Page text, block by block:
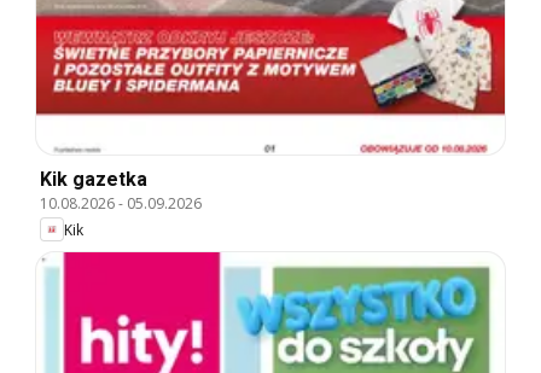
Kik gazetka
10.08.2026- 05.09.2026
Kik